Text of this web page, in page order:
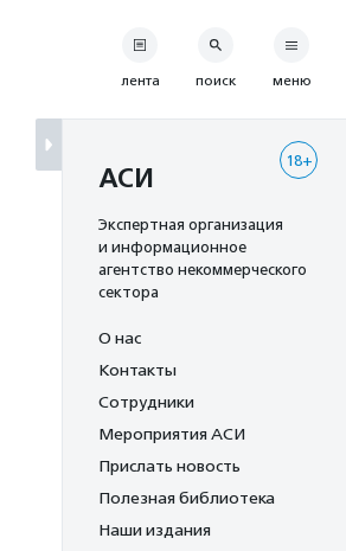
лента поиск меню
18+
АСИ
Экспертная организация
и информационное
агентство некоммерческого
сектора
О нас
Контакты
Сотрудники
Мероприятия АСИ
Прислать новость
Полезная библиотека
Наши издания